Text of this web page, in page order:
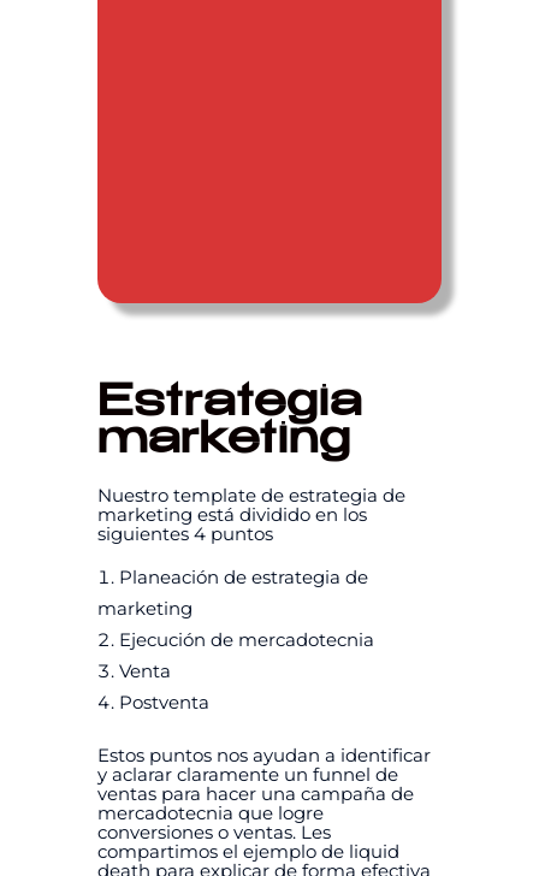
Estrategia
marketing
Nuestro template de estrategia de
marketing está dividido en los
siguientes 4 puntos
Planeación de estrategia de
marketing
Ejecución de mercadotecnia
Venta
Postventa
Estos puntos nos ayudan a identificar
y aclarar claramente un funnel de
ventas para hacer una campaña de
mercadotecnia que logre
conversiones o ventas. Les
compartimos el ejemplo de liquid
death para explicar de forma efectiva